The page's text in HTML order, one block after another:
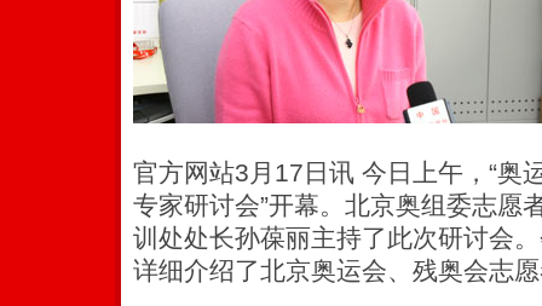
官方网站3月17日讯 今日上午，“奥
专家研讨会”开幕。北京奥组委志愿
训处处长孙葆丽主持了此次研讨会
详细介绍了北京奥运会、残奥会志